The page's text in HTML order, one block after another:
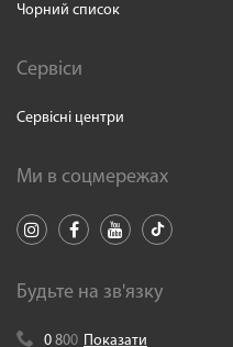
Чорний список
Сервіси
Сервісні центри
Ми в соцмережах
Будьте на зв'язку
0 800 Показати